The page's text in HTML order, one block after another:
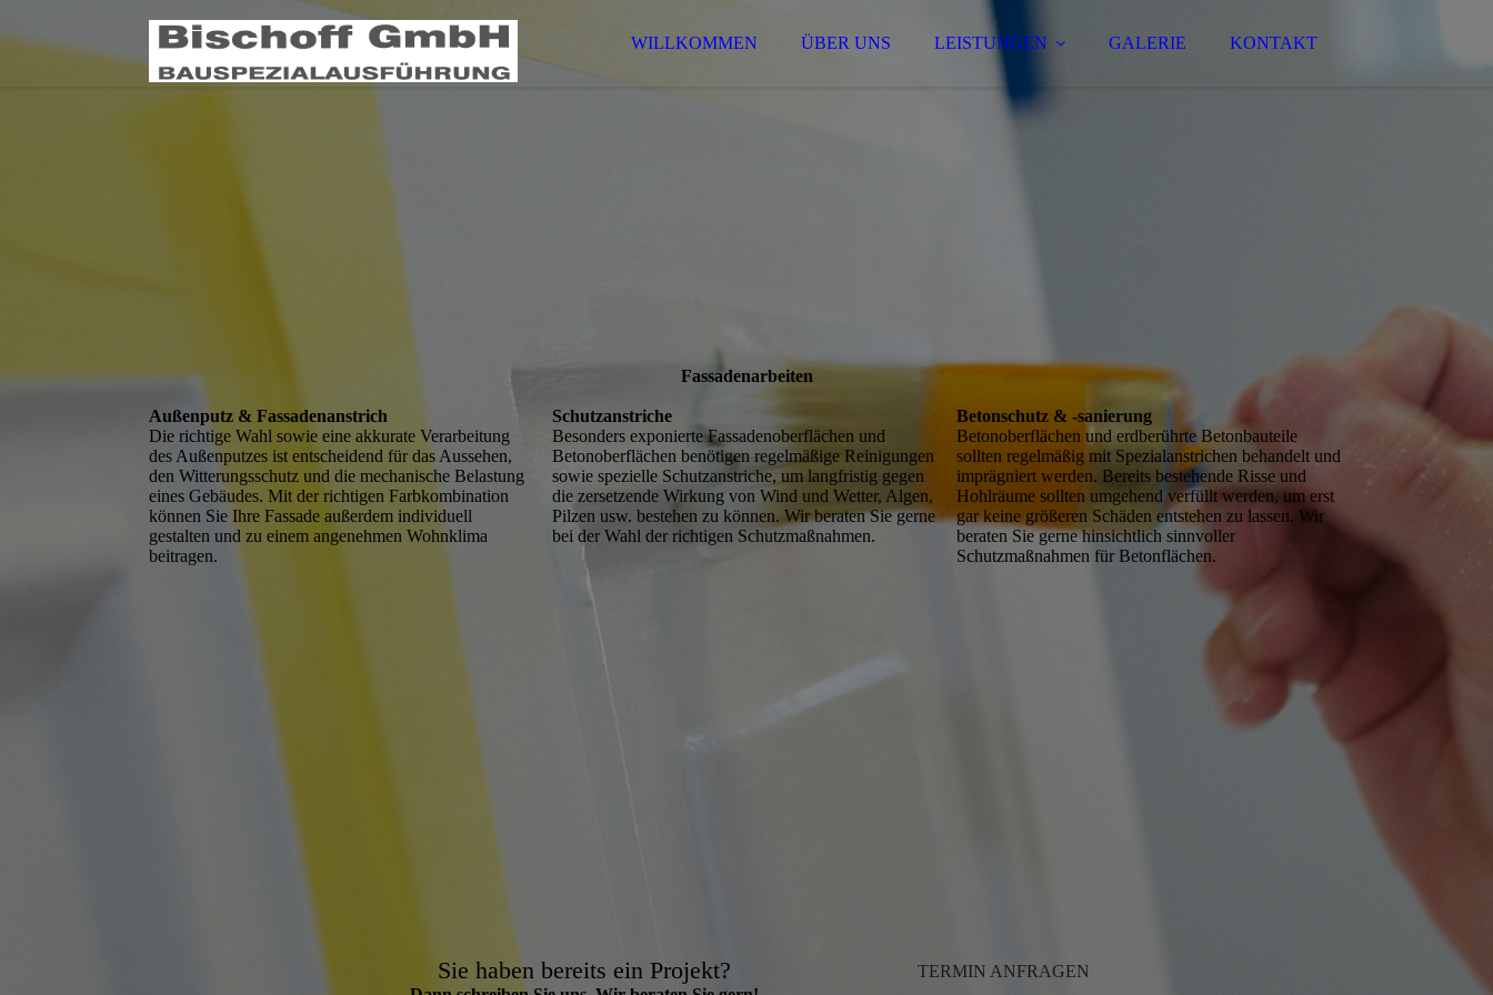
WILLKOMMEN ÜBER UNS LEISTUNGEN GALERIE KONTAKT
Fassadenarbeiten
Außenputz & Fassadenanstrich
Die richtige Wahl sowie eine akkurate Verarbeitung
des Außenputzes ist entscheidend für das Aussehen,
den Witterungsschutz und die mechanische Belastung
eines Gebäudes. Mit der richtigen Farbkombination
können Sie Ihre Fassade außerdem individuell
gestalten und zu einem angenehmen Wohnklima
beitragen.
Schutzanstriche
Besonders exponierte Fassadenoberflächen und
Betonoberflächen benötigen regelmäßige Reinigungen
sowie spezielle Schutzanstriche, um langfristig gegen
die zersetzende Wirkung von Wind und Wetter, Algen,
Pilzen usw. bestehen zu können. Wir beraten Sie gerne
bei der Wahl der richtigen Schutzmaßnahmen.
Betonschutz & -sanierung
Betonoberflächen und erdberührte Betonbauteile
sollten regelmäßig mit Spezialanstrichen behandelt und
imprägniert werden. Bereits bestehende Risse und
Hohlräume sollten umgehend verfüllt werden, um erst
gar keine größeren Schäden entstehen zu lassen. Wir
beraten Sie gerne hinsichtlich sinnvoller
Schutzmaßnahmen für Betonflächen.
Sie haben bereits ein Projekt? TERMIN ANFRAGEN